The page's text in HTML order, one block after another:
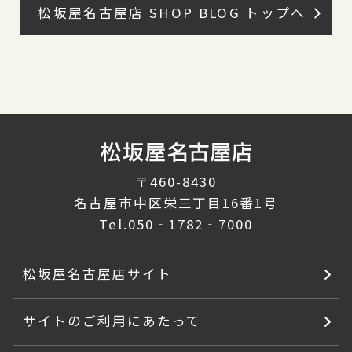
松坂屋名古屋店 SHOP BLOG トップへ
〒460-8430
名古屋市中区栄三丁目16番1号
Tel.050‐1782‐7000
松坂屋名古屋店サイト
サイトのご利用にあたって